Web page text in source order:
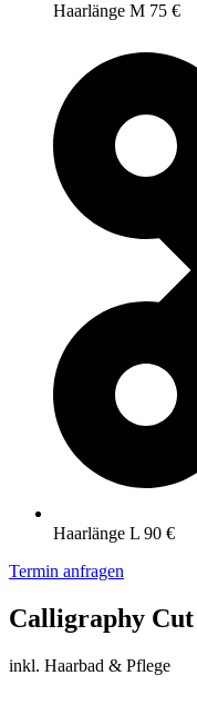
Haarlänge M 75 €
Haarlänge L 90 €
Termin anfragen
Calligraphy
inkl. Haarbad & Pflege